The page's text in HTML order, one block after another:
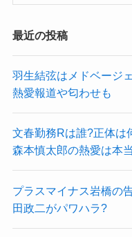
最近の投稿
羽生結弦はメドベージ
熱愛報道や匂わせも
文春勤務Rは誰?正体は
森本慎太郎の熱愛は本
プラスマイナス岩橋の
田政二がパワハラ?